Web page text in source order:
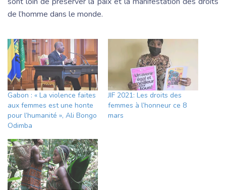
de l’homme dans le monde.
Gabon : « La violence faites
aux femmes est une honte
pour l’humanité », Ali Bongo
Odimba
JIF 2021: Les droits des
femmes à l’honneur ce 8
mars